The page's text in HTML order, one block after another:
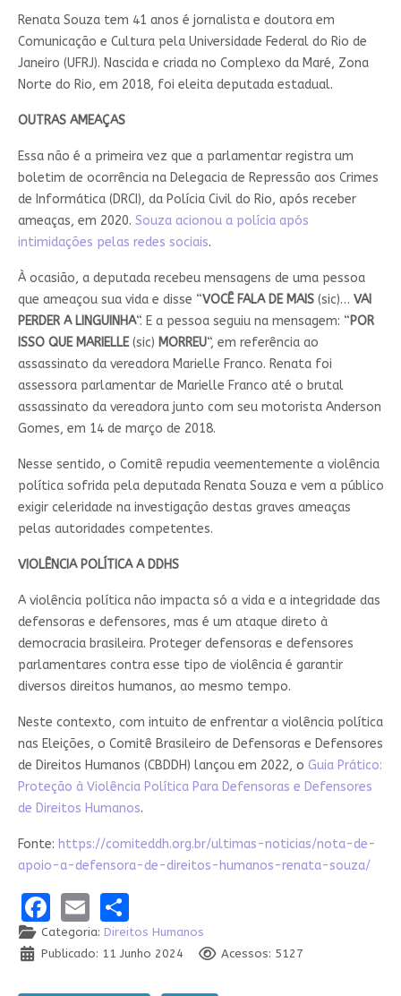
Renata Souza tem 41 anos é jornalista e doutora em
Comunicação e Cultura pela Universidade Federal do Rio de
Janeiro (UFRJ). Nascida e criada no Complexo da Maré, Zona
Norte do Rio, em 2018, foi eleita deputada estadual.
OUTRAS AMEAÇAS
Essa não é a primeira vez que a parlamentar registra um
boletim de ocorrência na Delegacia de Repressão aos Crimes
de Informática (DRCI), da Polícia Civil do Rio, após receber
ameaças, em 2020. Souza acionou a polícia após
intimidações pelas redes sociais.
À ocasião, a deputada recebeu mensagens de uma pessoa
que ameaçou sua vida e disse “VOCÊ FALA DE MAIS (sic)… VAI
PERDER A LINGUINHA“. E a pessoa seguiu na mensagem: “POR
ISSO QUE MARIELLE(sic) MORREU“, em referência ao
assassinato da vereadora Marielle Franco. Renata foi
assessora parlamentar de Marielle Franco até o brutal
assassinato da vereadora junto com seu motorista Anderson
Gomes, em 14 de março de 2018.
Nesse sentido, o Comitê repudia veementemente a violência
política sofrida pela deputada Renata Souza e vem a público
exigir celeridade na investigação destas graves ameaças
pelas autoridades competentes.
VIOLÊNCIA POLÍTICA A DDHS
A violência política não impacta só a vida e a integridade das
defensoras e defensores, mas é um ataque direto à
democracia brasileira. Proteger defensoras e defensores
parlamentares contra esse tipo de violência é garantir
diversos direitos humanos, ao mesmo tempo.
Neste contexto, com intuito de enfrentar a violência política
nas Eleições, o Comitê Brasileiro de Defensoras e Defensores
de Direitos Humanos (CBDDH) lançou em 2022, o Guia Prático:
Proteção à Violência Política Para Defensoras e Defensores
de Direitos Humanos.
Fonte: https://comiteddh.org.br/ultimas-noticias/nota-de-
apoio-a-defensora-de-direitos-humanos-renata-souza/
Facebook
EmailShare
Categoria: Direitos Humanos
Publicado: 11 Junho 2024
Acessos: 5127